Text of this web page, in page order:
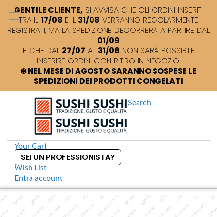
GENTILE CLIENTE, SI AVVISA CHE GLI ORDINI INSERITI
TRA IL 17/08 E IL 31/08 VERRANNO REGOLARMENTE
REGISTRATI, MA LA SPEDIZIONE DECORRERÀ A PARTIRE DAL
01/09
E CHE DAL 27/07 AL 31/08 NON SARÀ POSSIBILE
INSERIRE ORDINI CON RITIRO IN NEGOZIO.
❄️ NEL MESE DI AGOSTO SARANNO SOSPESE LE
SPEDIZIONI DEI PRODOTTI CONGELATI
Search
Your Cart
SEI UN PROFESSIONISTA?
Wish List
Entra account
S
Home Kodawari Yaki Sushi Nori Gold
S
k